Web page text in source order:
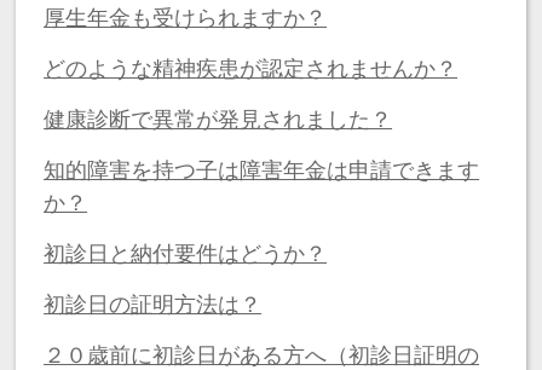
厚生年金も受けられますか？
どのような精神疾患が認定されませんか？
健康診断で異常が発見されました？
知的障害を持つ子は障害年金は申請できます
か？
初診日と納付要件はどうか？
初診日の証明方法は？
２０歳前に初診日がある方へ（初診日証明の